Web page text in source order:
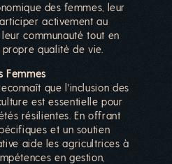
des femmes, leur
activement au
communauté tout en
qualité de vie.
Femmes
que l'inclusion des
est essentielle pour
résilientes. En offrant
et un soutien
aide les agricultrices à
en gestion,